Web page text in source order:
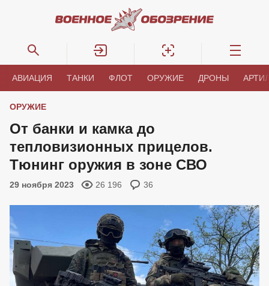
АВИАЦИЯ ТАНКИ ФЛОТ ОРУЖИЕ ДРОНЫ
ОРУЖИЕ
От банки и камка до
тепловизионных прицелов.
Тюнинг оружия в зоне СВО
29 ноября 2023 26 196 36